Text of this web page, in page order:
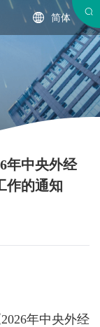
简体
年中央外经
作的通知
年中央外经